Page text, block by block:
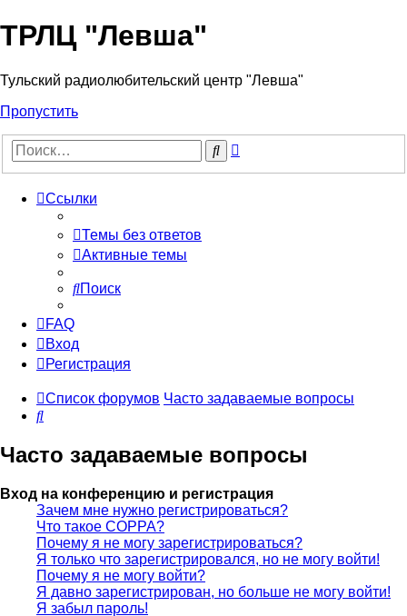
ТРЛЦ "Левша"
Тульский радиолюбительский центр "Левша"
Пропустить
Поиск
Ссылки
Темы без ответов
Активные темы
Поиск
FAQ
Вход
Регистрация
Список форумов Часто задаваемые вопросы
Поиск
Часто задаваемые вопросы
Вход на конференцию и регистрация
Зачем мне нужно регистрироваться?
Что такое COPPA?
Почему я не могу зарегистрироваться?
Я только что зарегистрировался, но не могу войти!
Почему я не могу войти?
Я давно зарегистрирован, но больше не могу войти!
Я забыл пароль!